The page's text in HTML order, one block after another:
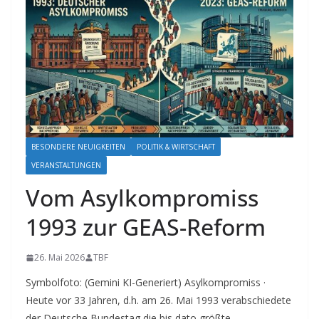
BESONDERE NEUIGKEITEN
POLITIK & WIRTSCHAFT
VERANSTALTUNGEN
Vom Asylkompromiss
1993 zur GEAS-Reform
26. Mai 2026 TBF
Symbolfoto: (Gemini KI-Generiert) Asylkompromiss ·
Heute vor 33 Jahren, d.h. am 26. Mai 1993 verabschiedete